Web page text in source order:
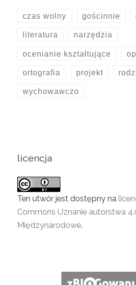
czas wolny gościnnie
literatura narzędzia
ocenianie kształtujące
ortografia projekt
wychowawczo
licencja
Ten utwór jest dostępny na
Commons Uznanie autorstwa
Międzynarodowe.